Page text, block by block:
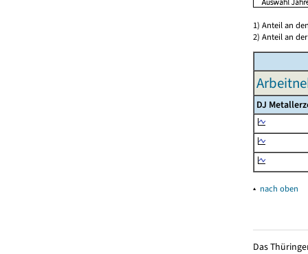
1) Anteil an
2) Anteil an
DJ
▴ nach oben
Das